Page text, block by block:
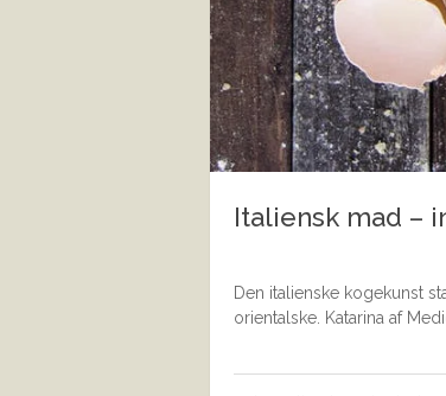
Italiensk mad –
Den italienske kogekunst
orientalske. Katarina af